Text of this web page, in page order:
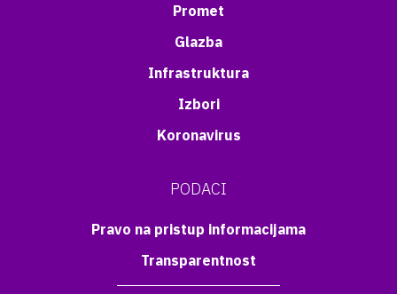
Promet
Glazba
Infrastruktura
Izbori
Koronavirus
PODACI
Pravo na pristup informacijama
Transparentnost